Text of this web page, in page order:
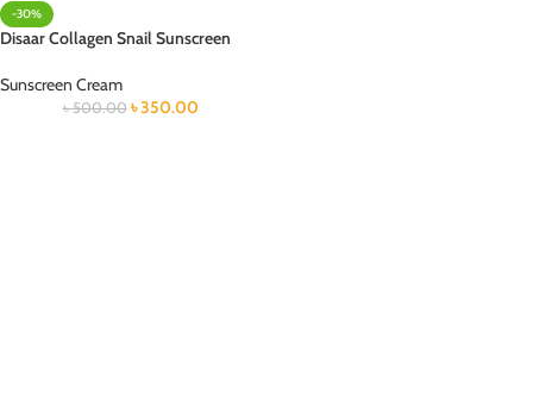
-30%
Disaar Collagen Snail Sunscreen
Sunscreen Cream
৳500.00 ৳350.00